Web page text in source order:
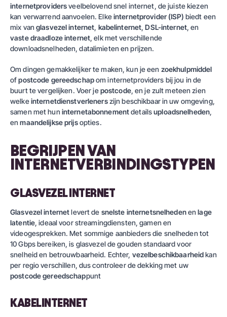
internetprovidersveelbelovend snel internet, de juiste kiezen
kan verwarrend aanvoelen. Elkeinternetprovider (ISP) biedt een
mix vanglasvezel internet, kabelinternet,DSL-internet, en
vaste draadloze internet, elk met verschillende
downloadsnelheden, datalimieten en prijzen.
Om dingen gemakkelijker te maken, kun je een zoekhulpmiddel
ofpostcode gereedschapom internetproviders bij jou in de
buurt te vergelijken. Voer jepostcode, en je zult meteen zien
welkeinternetdienstverlenerszijn beschikbaar in uw omgeving,
samen met hun internetabonnementdetailsuploadsnelheden,
enmaandelijkse prijsopties.
BEGRIJPEN VAN
INTERNETVERBINDINGSTYPEN
GLASVEZEL INTERNET
Glasvezel internetlevert de snelste internetsnelhedenenlage
latentie, ideaal voor streamingdiensten, gamen en
videogesprekken. Met sommige aanbieders die snelheden tot
10 Gbps bereiken, is glasvezel de gouden standaard voor
snelheid en betrouwbaarheid. Echter, vezelbeschikbaarheidkan
per regio verschillen, dus controleer de dekking met uw
postcode gereedschappunt
KABELINTERNET